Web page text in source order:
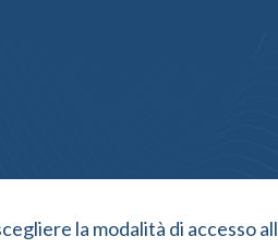
la modalità di accesso